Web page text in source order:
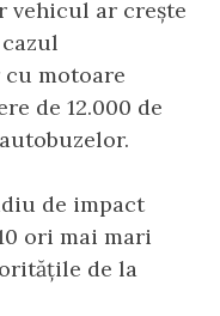
vehicul ar crește
motoare
de 12.000 de
de impact
ori mai mari
de la